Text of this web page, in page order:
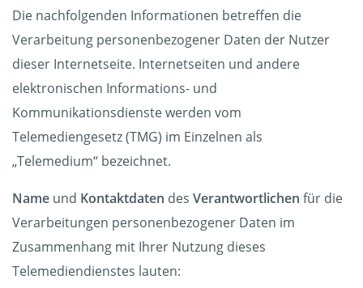
Die nachfolgenden Informationen betreffen die
Verarbeitung personenbezogener Daten der Nutzer
dieser Internetseite. Internetseiten und andere
elektronischen Informations- und
Kommunikationsdienste werden vom
Telemediengesetz (TMG) im Einzelnen als
„Telemedium“ bezeichnet.
Name und Kontaktdaten des Verantwortlichen für die
Verarbeitungen personenbezogener Daten im
Zusammenhang mit Ihrer Nutzung dieses
Telemediendienstes lauten: